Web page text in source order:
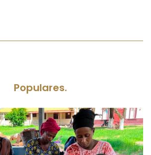
Populares.